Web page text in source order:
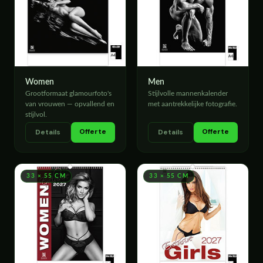
Women
Grootformaat glamourfoto's
van vrouwen — opvallend en
stijlvol.
Details Offerte
Men
Stijlvolle mannenkalender
met aantrekkelijke fotografie.
Details Offerte
33 × 55 CM 33 × 55 CM